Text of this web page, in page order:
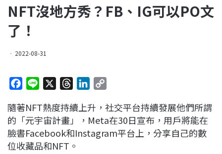
NFT沒地方秀？FB、IG可以PO文
了！
2022-08-31
c
e
b
o
n
e
r
e
a
d
n
k
e
p
y
L
隨著NFT熱度持續上升，社交平台持續發展他們所謂
的「元宇宙計畫」，Meta在30日宣布，用戶將能在
臉書Facebook和Instagram平台上，分享自己的數
位收藏品和NFT。